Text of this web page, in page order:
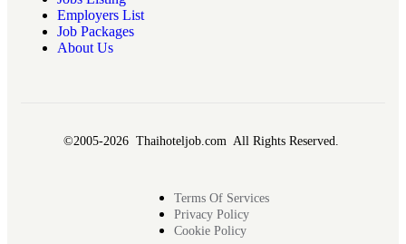
Employers List
Job Packages
About Us
©2005-2026 Thaihoteljob.com All Rights Reserved.
Terms Of Services
Privacy Policy
Cookie Policy